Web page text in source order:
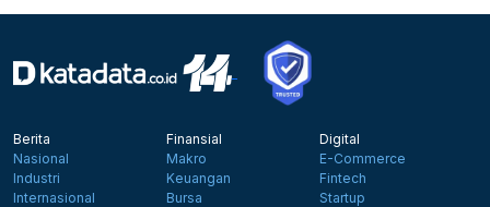
Berita
Nasional
Industri
Internasional
Finansial
Makro
Keuangan
Bursa
Digital
E-Commerce
Fintech
Startup